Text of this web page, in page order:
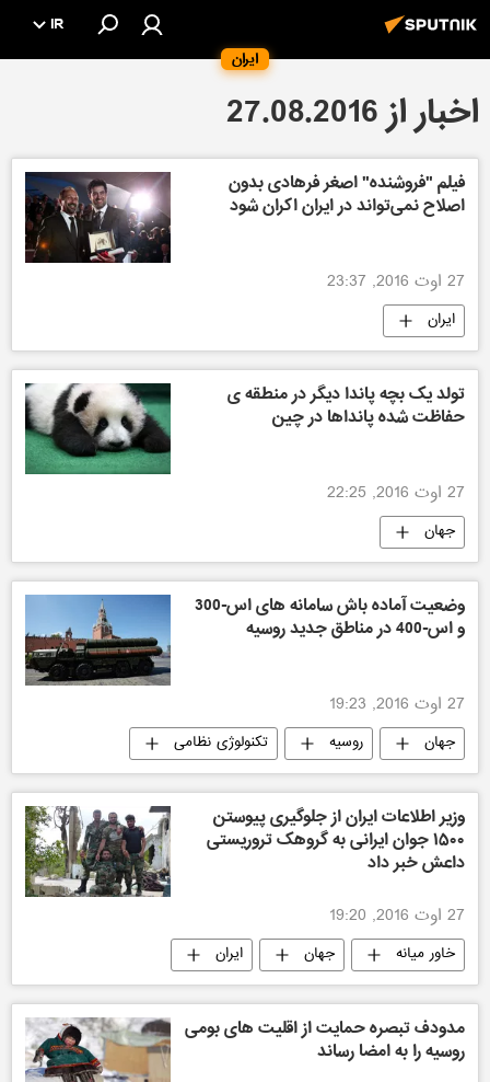
ایران
IR
اخبار از 27.08.2016
فیلم "فروشنده" اصغر فرهادی بدون
اصلاح نمی‌تواند در ایران اکران شود
27 اوت 2016, 23:37
ایران
تولد یک بچه پاندا دیگر در منطقه ی
حفاظت شده پانداها در چین
27 اوت 2016, 22:25
جهان
وضعیت آماده باش سامانه های اس-300
و اس-400 در مناطق جدید روسیه
27 اوت 2016, 19:23
جهان روسیه تکنولوژی نظامی
وزیر اطلاعات ایران از جلوگیری پیوستن
۱۵۰۰ جوان ایرانی به گروهک تروریستی
داعش خبر داد
27 اوت 2016, 19:20
خاور میانه جهان
ایران
ایران
داعش
مدودف تبصره حمایت از اقلیت های بومی
روسیه را به امضا رساند